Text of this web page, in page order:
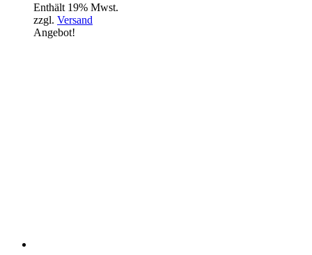
Enthält 19% Mwst.
zzgl. Versand
Angebot!